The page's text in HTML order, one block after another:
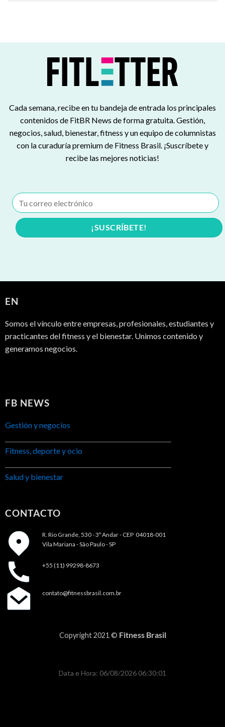
Cada semana, recibe en tu bandeja de entrada los principales
contenidos de FitBR News de forma gratuita. Gestión,
negocios, salud, bienestar, fitness y un equipo de columnistas
con la curaduría premium de Fitness Brasil. ¡Suscríbete y
recibe las mejores noticias!
EN
Somos el vínculo entre empresas, profesionales, estudiantes y
practicantes del fitness y el bienestar. Unimos contenido y
generamos negocios.
FB NEWS
Gestión y negocios
Fitness, deporte y ocio
Salud y bienestar
CONTACTO
R. Rio Grande, 530 - 3º Andar - CEP 04018-001
Vila Mariana - São Paulo - SP
+55 (11) 99298-8673
contato@fitnessbrasil.com.br
Copyright 2021 © Fitness Brasil
Data e Hora: 06/08/2026 06:30:01